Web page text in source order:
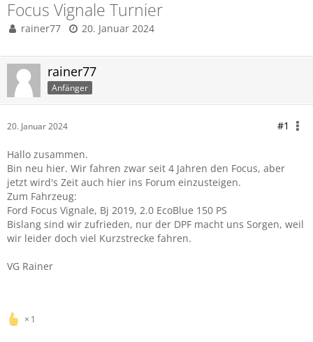
Focus Vignale Turnier
rainer77 20. Januar 2024
rainer77
Anfänger
20. Januar 2024 #1
Hallo zusammen.
Bin neu hier. Wir fahren zwar seit 4 Jahren den Focus, aber
jetzt wird's Zeit auch hier ins Forum einzusteigen.
Zum Fahrzeug:
Ford Focus Vignale, Bj 2019, 2.0 EcoBlue 150 PS
Bislang sind wir zufrieden, nur der DPF macht uns Sorgen, weil
wir leider doch viel Kurzstrecke fahren.
VG Rainer
1